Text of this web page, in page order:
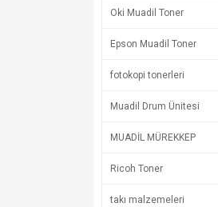
Oki Muadil Toner
Epson Muadil Toner
fotokopi tonerleri
Muadil Drum Ünitesi
MUADİL MÜREKKEP
Ricoh Toner
takı malzemeleri